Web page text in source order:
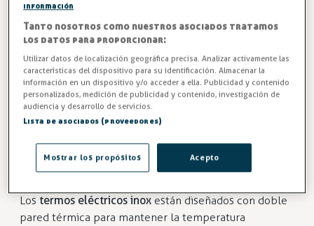
Termo Hostelería
Entrega en 24/48h
453,74 €
Ventajas de Usar Termos en
Hostelería
1. Conservación de la Temperatura Óptima
Los termos eléctricos inox están diseñados con doble
pared térmica para mantener la temperatura
información
Tanto nosotros como nuestros asociados tratamos
los datos para proporcionar:
Utilizar datos de localización geográfica precisa. Analizar activamente las
características del dispositivo para su identificación. Almacenar la
información en un dispositivo y/o acceder a ella. Publicidad y contenido
personalizados, medición de publicidad y contenido, investigación de
audiencia y desarrollo de servicios.
Lista de asociados (proveedores)
Acepto
Mostrar los propósitos